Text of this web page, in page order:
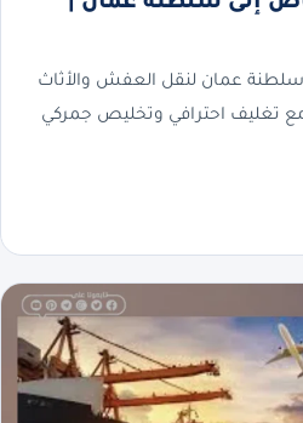
عمان لنقل العفش والأثاث
تغليف احترافي وتخليص جمركي